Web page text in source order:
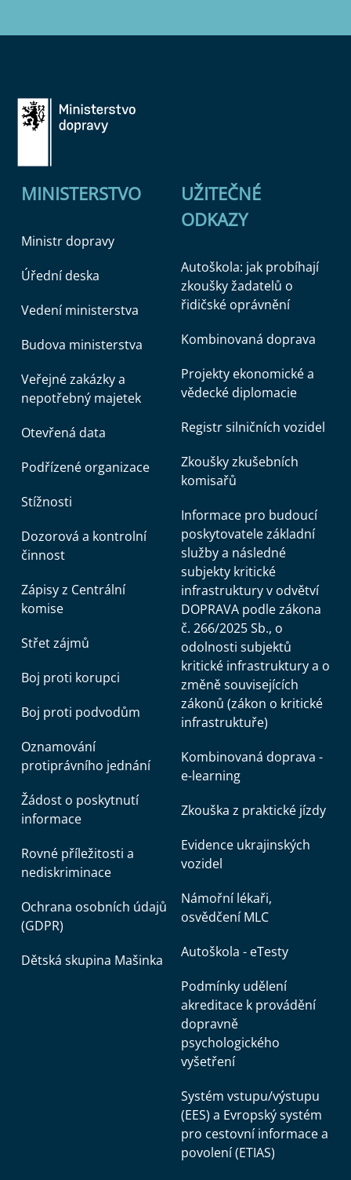
MINISTERSTVO
Ministr dopravy
Úřední deska
Vedení ministerstva
Budova ministerstva
Veřejné zakázky a
nepotřebný majetek
Otevřená data
Podřízené organizace
Stížnosti
Dozorová a kontrolní
činnost
Zápisy z Centrální
komise
Střet zájmů
Boj proti korupci
Boj proti podvodům
Oznamování
protiprávního jednání
Žádost o poskytnutí
informace
Rovné příležitosti a
nediskriminace
Ochrana osobních údajů
(GDPR)
Dětská skupina Mašinka
UŽITEČNÉ
ODKAZY
Autoškola: jak probíhají
zkoušky žadatelů o
řidičské oprávnění
Kombinovaná doprava
Projekty ekonomické a
vědecké diplomacie
Registr silničních vozidel
Zkoušky zkušebních
komisařů
Informace pro budoucí
poskytovatele základní
služby a následné
subjekty kritické
infrastruktury v odvětví
DOPRAVA podle zákona
č. 266/2025 Sb., o
odolnosti subjektů
kritické infrastruktury a o
změně souvisejících
zákonů (zákon o kritické
infrastruktuře)
Kombinovaná doprava -
e-learning
Zkouška z praktické jízdy
Evidence ukrajinských
vozidel
Námořní lékaři,
osvědčení MLC
Autoškola - eTesty
Podmínky udělení
akreditace k provádění
dopravně
psychologického
vyšetření
Systém vstupu/výstupu
(EES) a Evropský systém
pro cestovní informace a
povolení (ETIAS)